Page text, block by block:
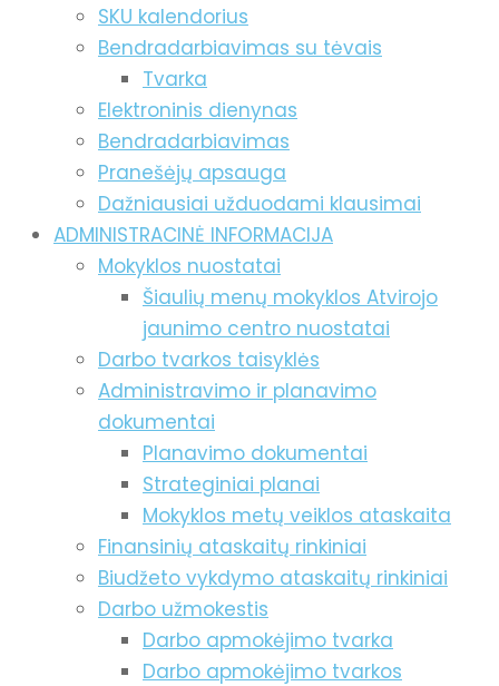
SKU kalendorius
Bendradarbiavimas su tėvais
Tvarka
Elektroninis dienynas
Bendradarbiavimas
Pranešėjų apsauga
Dažniausiai užduodami klausimai
ADMINISTRACINĖ INFORMACIJA
Mokyklos nuostatai
Šiaulių menų mokyklos Atvirojo
jaunimo centro nuostatai
Darbo tvarkos taisyklės
Administravimo ir planavimo
dokumentai
Planavimo dokumentai
Strateginiai planai
Mokyklos metų veiklos ataskaita
Finansinių ataskaitų rinkiniai
Biudžeto vykdymo ataskaitų rinkiniai
Darbo užmokestis
Darbo apmokėjimo tvarka
Darbo apmokėjimo tvarkos